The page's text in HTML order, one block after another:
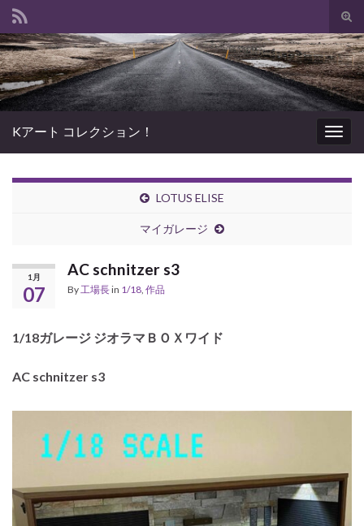
Search for:
Kアート コレクション！
LOTUS ELISE
マイガレージ
1月
07
AC schnitzer s3
By 工場長in 1/18 作品
1/18ガレージ ジオラマＢＯＸワイド
AC schnitzer s3